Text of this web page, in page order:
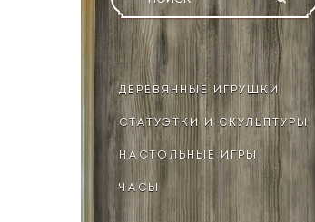
ДЕРЕВЯННЫЕ ИГРУШКИ
СТАТУЭТКИ И СКУЛЬПТУРЫ
НАСТОЛЬНЫЕ ИГРЫ
ЧАСЫ